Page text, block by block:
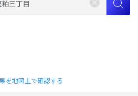
を地図上で確認する